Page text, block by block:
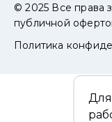
© 2025 Все права
публичной
Политика